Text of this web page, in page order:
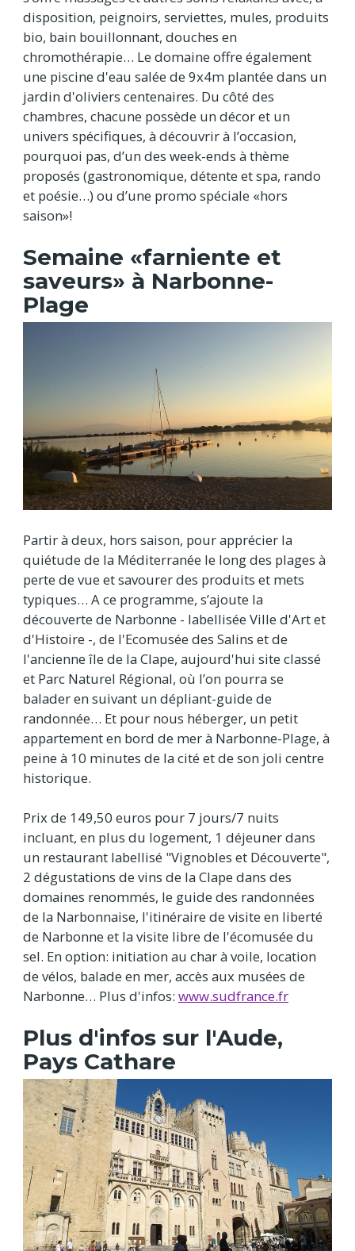
disposition, peignoirs, serviettes, mules, produits
bio, bain bouillonnant, douches en
chromothérapie… Le domaine offre également
une piscine d'eau salée de 9x4m plantée dans un
jardin d'oliviers centenaires. Du côté des
chambres, chacune possède un décor et un
univers spécifiques, à découvrir à l’occasion,
pourquoi pas, d’un des week-ends à thème
proposés (gastronomique, détente et spa, rando
et poésie…) ou d’une promo spéciale «hors
saison»!
Semaine «farniente et
saveurs» à Narbonne-
Plage
Partir à deux, hors saison, pour apprécier la
quiétude de la Méditerranée le long des plages à
perte de vue et savourer des produits et mets
typiques… A ce programme, s’ajoute la
découverte de Narbonne - labellisée Ville d'Art et
d'Histoire -, de l'Ecomusée des Salins et de
l'ancienne île de la Clape, aujourd'hui site classé
et Parc Naturel Régional, où l’on pourra se
balader en suivant un dépliant-guide de
randonnée… Et pour nous héberger, un petit
appartement en bord de mer à Narbonne-Plage, à
peine à 10 minutes de la cité et de son joli centre
historique.
Prix de 149,50 euros pour 7 jours/7 nuits
incluant, en plus du logement, 1 déjeuner dans
un restaurant labellisé "Vignobles et Découverte",
2 dégustations de vins de la Clape dans des
domaines renommés, le guide des randonnées
de la Narbonnaise, l'itinéraire de visite en liberté
de Narbonne et la visite libre de l'écomusée du
sel. En option: initiation au char à voile, location
de vélos, balade en mer, accès aux musées de
Narbonne… Plus d'infos: www.sudfrance.fr
Plus d'infos sur l'Aude,
Pays Cathare